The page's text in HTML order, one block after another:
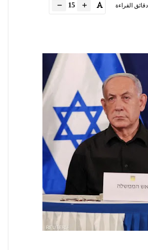
دقائق القراءة 15